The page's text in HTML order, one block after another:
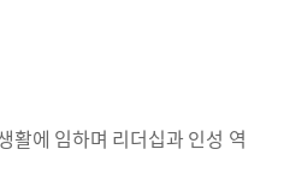
활에 임하며 리더십과 인성 역